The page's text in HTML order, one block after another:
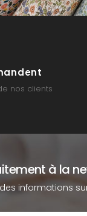
nos clients
à la
informations